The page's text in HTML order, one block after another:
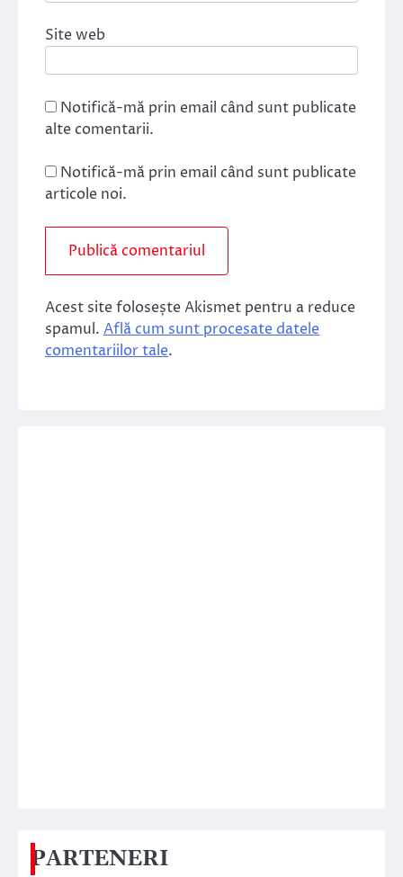
Site web
Notifică-mă prin email când sunt publicate
alte comentarii.
Notifică-mă prin email când sunt publicate
articole noi.
Acest site folosește Akismet pentru a reduce
spamul. Află cum sunt procesate datele
comentariilor tale.
PARTENERI